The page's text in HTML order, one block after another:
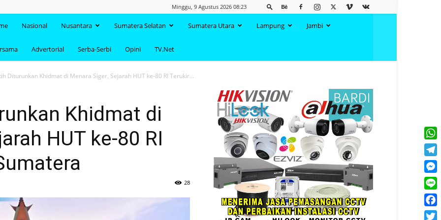
Minggu, 9 Agustus 2026 08:23
Nasional Nusantara Sumatera Selatan Sumatera Utara Lampung Jambi
Advertorial Serba-Serbi Opini TV.Net
Diturunkan Khidmat di Menara Siger, Sejarah HUT ke-80 RI Terukir...
Khidmat di
HUT ke-80 RI
28
Line